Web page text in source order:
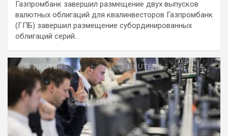
Газпромбанк завершил размещение двух выпусков
валютных облигаций для квалинвесторов Газпромбанк
(ГПБ) завершил размещение субординированных
облигаций серий…